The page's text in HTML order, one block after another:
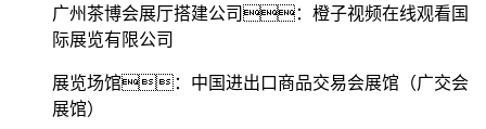
广州茶博会展厅搭建公司：橙子视频在线观看国
际展览有限公司
展览场馆：中国进出口商品交易会展馆（广交会
展馆）